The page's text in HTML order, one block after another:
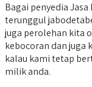
Bagai penyedia
terunggul
juga perolehan kita
kebocoran dan juga
kalau kami tetap
milik anda.